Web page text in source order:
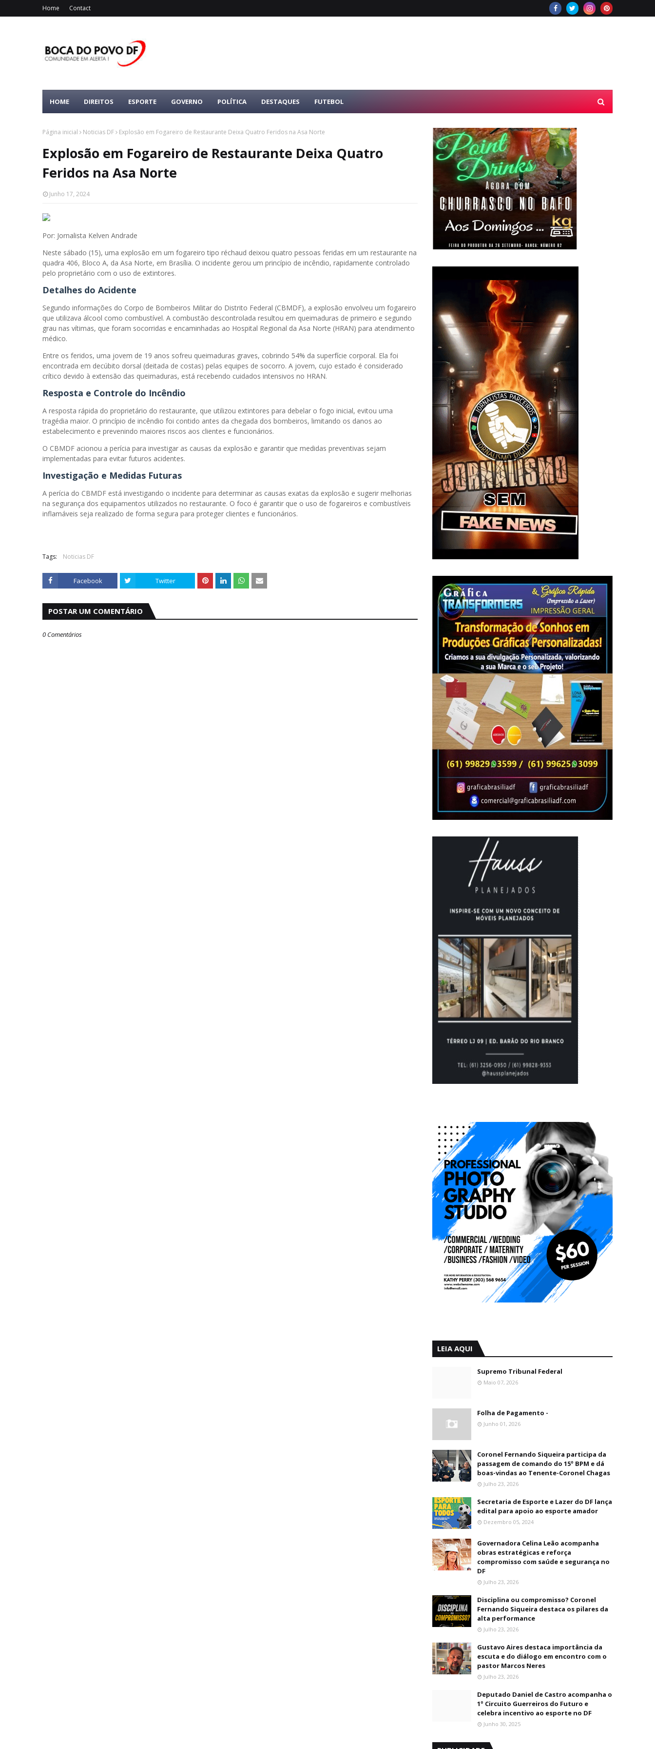
Home Contact
HOME DIREITOS ESPORTE GOVERNO POLÍTICA DESTAQUES FUTEBOL
Página inicial Noticias DF Explosão em Fogareiro de Restaurante Deixa Quatro Feridos na Asa Norte
Explosão em Fogareiro de Restaurante Deixa Quatro
Feridos na Asa Norte
Junho 17, 2024
Por: Jornalista Kelven Andrade
Neste sábado (15), uma explosão em um fogareiro tipo réchaud deixou quatro pessoas feridas em um restaurante na
quadra 406, Bloco A, da Asa Norte, em Brasília. O incidente gerou um princípio de incêndio, rapidamente controlado
pelo proprietário com o uso de extintores.
Detalhes do Acidente
Segundo informações do Corpo de Bombeiros Militar do Distrito Federal (CBMDF), a explosão envolveu um fogareiro
que utilizava álcool como combustível. A combustão descontrolada resultou em queimaduras de primeiro e segundo
grau nas vítimas, que foram socorridas e encaminhadas ao Hospital Regional da Asa Norte (HRAN) para atendimento
médico.
Entre os feridos, uma jovem de 19 anos sofreu queimaduras graves, cobrindo 54% da superfície corporal. Ela foi
encontrada em decúbito dorsal (deitada de costas) pelas equipes de socorro. A jovem, cujo estado é considerado
crítico devido à extensão das queimaduras, está recebendo cuidados intensivos no HRAN.
Resposta e Controle do Incêndio
A resposta rápida do proprietário do restaurante, que utilizou extintores para debelar o fogo inicial, evitou uma
tragédia maior. O princípio de incêndio foi contido antes da chegada dos bombeiros, limitando os danos ao
estabelecimento e prevenindo maiores riscos aos clientes e funcionários.
O CBMDF acionou a perícia para investigar as causas da explosão e garantir que medidas preventivas sejam
implementadas para evitar futuros acidentes.
Investigação e Medidas Futuras
A perícia do CBMDF está investigando o incidente para determinar as causas exatas da explosão e sugerir melhorias
na segurança dos equipamentos utilizados no restaurante. O foco é garantir que o uso de fogareiros e combustíveis
inflamáveis seja realizado de forma segura para proteger clientes e funcionários.
Tags: Noticias DF
Facebook Twitter
POSTAR UM COMENTÁRIO
0 Comentários
LEIA AQUI
Supremo Tribunal Federal
Maio 07, 2026
Folha de Pagamento -
Junho 01, 2026
Coronel Fernando Siqueira participa da
passagem de comando do 15º BPM e dá
boas-vindas ao Tenente-Coronel Chagas
Julho 23, 2026
Secretaria de Esporte e Lazer do DF lança
edital para apoio ao esporte amador
Dezembro 05, 2024
Governadora Celina Leão acompanha
obras estratégicas e reforça
compromisso com saúde e segurança no
DF
Julho 23, 2026
Disciplina ou compromisso? Coronel
Fernando Siqueira destaca os pilares da
alta performance
Julho 23, 2026
Gustavo Aires destaca importância da
escuta e do diálogo em encontro com o
pastor Marcos Neres
Julho 23, 2026
Deputado Daniel de Castro acompanha o
1º Circuito Guerreiros do Futuro e
celebra incentivo ao esporte no DF
Junho 30, 2025